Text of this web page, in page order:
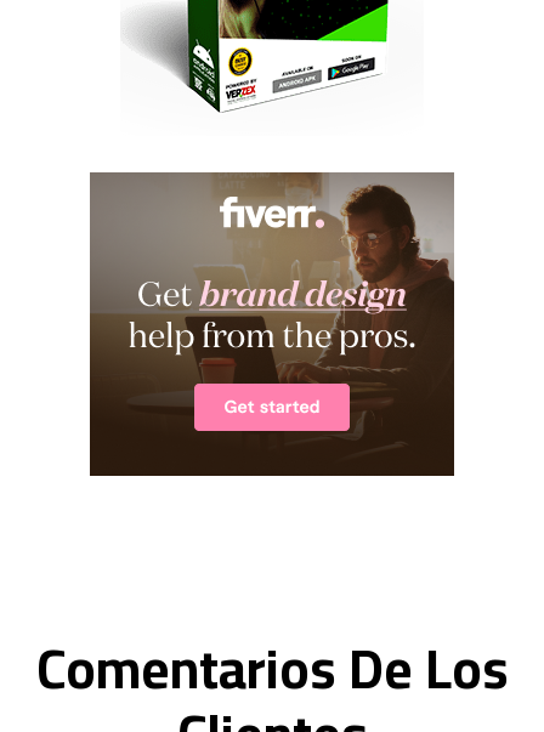
Comentarios De Los